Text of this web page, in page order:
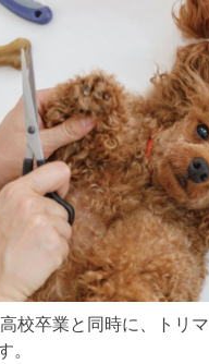
校卒業と同時に、トリ